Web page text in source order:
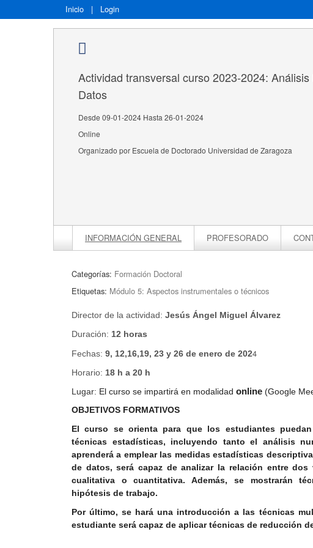
Inicio | Login
Actividad transversal curso 2023-2024:
Datos
Desde 09-01-2024 Hasta 26-01-2024
Online
Organizado por Escuela de Doctorado Universidad de Zaragoza
INFORMACIÓN GENERAL PROFESORADO
Categorías: Formación Doctoral
Etiquetas: Módulo 5: Aspectos instrumentales o técnicos
Director de la actividad: Jesús Ángel Miguel Álvarez
Duración: 12 horas
Fechas: 9, 12,16,19, 23 y 26 de enero de 2024
Horario: 18 h a 20 h
Lugar: El curso se impartirá en modalidad online (Google
OBJETIVOS FORMATIVOS
El curso se orienta para que los estudiantes
técnicas estadísticas, incluyendo tanto el análisis
aprenderá a emplear las medidas estadísticas
de datos, será capaz de analizar la relación entre
cualitativa o cuantitativa. Además, se mostrarán
hipótesis de trabajo.
Por último, se hará una introducción a las técnicas
estudiante será capaz de aplicar técnicas de reducción